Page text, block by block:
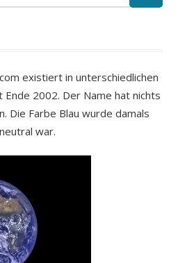
existiert in unterschiedlichen
Ende 2002. Der Name hat nichts
Die Farbe Blau wurde damals
war.